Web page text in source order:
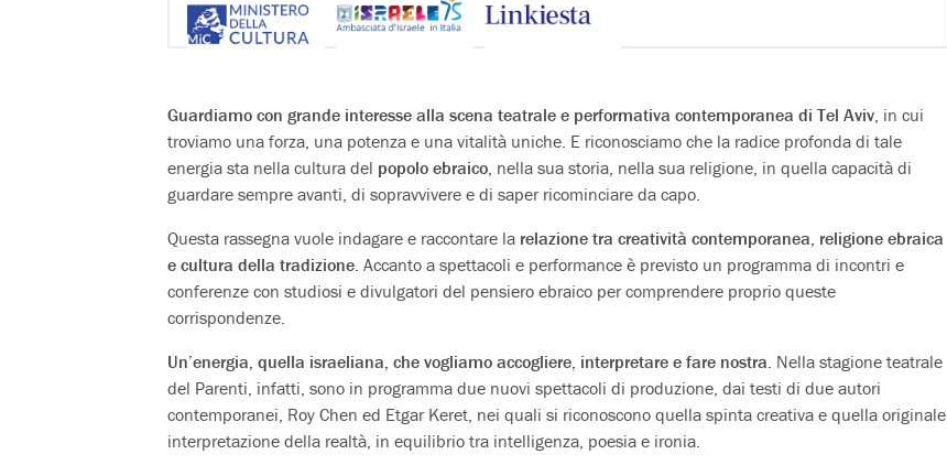
Guardiamo con grande interesse alla scena teatrale e performativa contemporanea di Tel Aviv , in cui
troviamo una forza, una potenza e una vitalità uniche. E riconosciamo che la radice profonda di tale
energia sta nella cultura del popolo ebraico , nella sua storia, nella sua religione, in quella capacità di
guardare sempre avanti, di sopravvivere e di saper ricominciare da capo.
Questa rassegna vuole indagare e raccontare la relazione tra creatività contemporanea, religione ebraica
e cultura della tradizione . Accanto a spettacoli e performance è previsto un programma di incontri e
conferenze con studiosi e divulgatori del pensiero ebraico per comprendere proprio queste
corrispondenze.
Un’energia, quella israeliana, che vogliamo accogliere, interpretare e fare nostra . Nella stagione teatrale
del Parenti, infatti, sono in programma due nuovi spettacoli di produzione, dai testi di due autori
contemporanei, Roy Chen ed Etgar Keret, nei quali si riconoscono quella spinta creativa e quella originale
interpretazione della realtà, in equilibrio tra intelligenza, poesia e ironia.